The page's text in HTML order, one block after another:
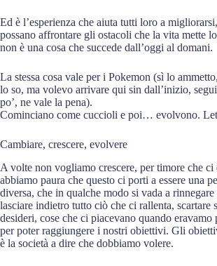
Ed è l’esperienza che aiuta tutti loro a
possano affrontare gli ostacoli che la vita mette
non è una cosa che succede dall’oggi al domani.
La stessa cosa vale per i Pokemon (sì lo
lo so, ma volevo arrivare qui sin dall’inizio,
po’, ne vale la pena).
Cominciano come cuccioli e poi… evolvono.
Cambiare, crescere, evolvere
A volte non vogliamo crescere, per timore che ci
abbiamo paura che questo ci porti a essere una
diversa, che in qualche modo si vada a rinnegare
lasciare indietro tutto ciò che ci rallenta, scartare
desideri, cose che ci piacevano quando
per poter raggiungere i nostri obiettivi. Gli
è la società a dire che dobbiamo volere.